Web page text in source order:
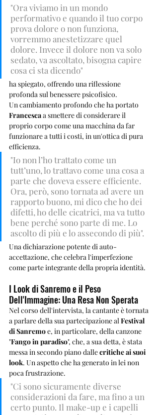
"Ora viviamo in un mondo
performativo e quando il tuo corpo
prova dolore o non funziona,
vorremmo anestetizzare quel
dolore. Invece il dolore non va solo
sedato, va ascoltato, bisogna capire
cosa ci sta dicendo"
ha spiegato, offrendo una riflessione
profonda sul benessere psicofisico.
Un cambiamento profondo che ha portato
Francesca a smettere di considerare il
proprio corpo come una macchina da far
funzionare a tutti i costi, in un'ottica di pura
efficienza.
"Io non l’ho trattato come un
tutt’uno, lo trattavo come una cosa a
parte che doveva essere efficiente.
Ora, però, sono tornata ad avere un
rapporto buono, mi dico che ho dei
difetti, ho delle cicatrici, ma va tutto
bene perché sono parte di me. Lo
ascolto di più e lo assecondo di più".
Una dichiarazione potente di auto-
accettazione, che celebra l'imperfezione
come parte integrante della propria identità.
I Look di Sanremo e il Peso
Dell'Immagine: Una Resa Non Sperata
Nel corso dell'intervista, la cantante è tornata
a parlare della sua partecipazione al Festival
di Sanremo e, in particolare, della canzone
"Fango in paradiso", che, a sua detta, è stata
messa in secondo piano dalle critiche ai suoi
look. Un aspetto che ha generato in lei non
poca frustrazione.
"Ci sono sicuramente diverse
considerazioni da fare, ma fino a un
certo punto. Il make-up e i capelli